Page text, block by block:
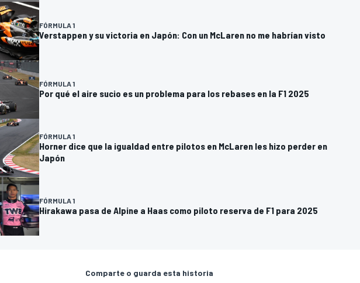
FÓRMULA 1
Verstappen y su victoria en Japón: Con un McLaren no me habrían visto
FÓRMULA 1
Por qué el aire sucio es un problema para los rebases en la F1 2025
FÓRMULA 1
Horner dice que la igualdad entre pilotos en McLaren les hizo perder en
Japón
FÓRMULA 1
Hirakawa pasa de Alpine a Haas como piloto reserva de F1 para 2025
Comparte o guarda esta historia